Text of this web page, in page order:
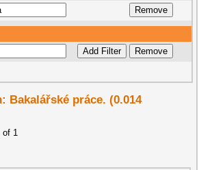
práce. (0.014
of 1